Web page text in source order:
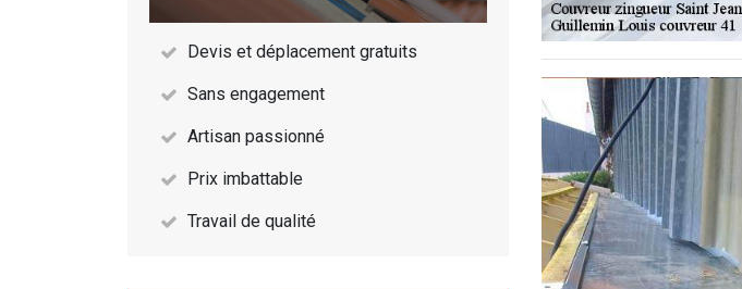
Devis et déplacement gratuits
Sans engagement
Artisan passionné
Prix imbattable
Travail de qualité